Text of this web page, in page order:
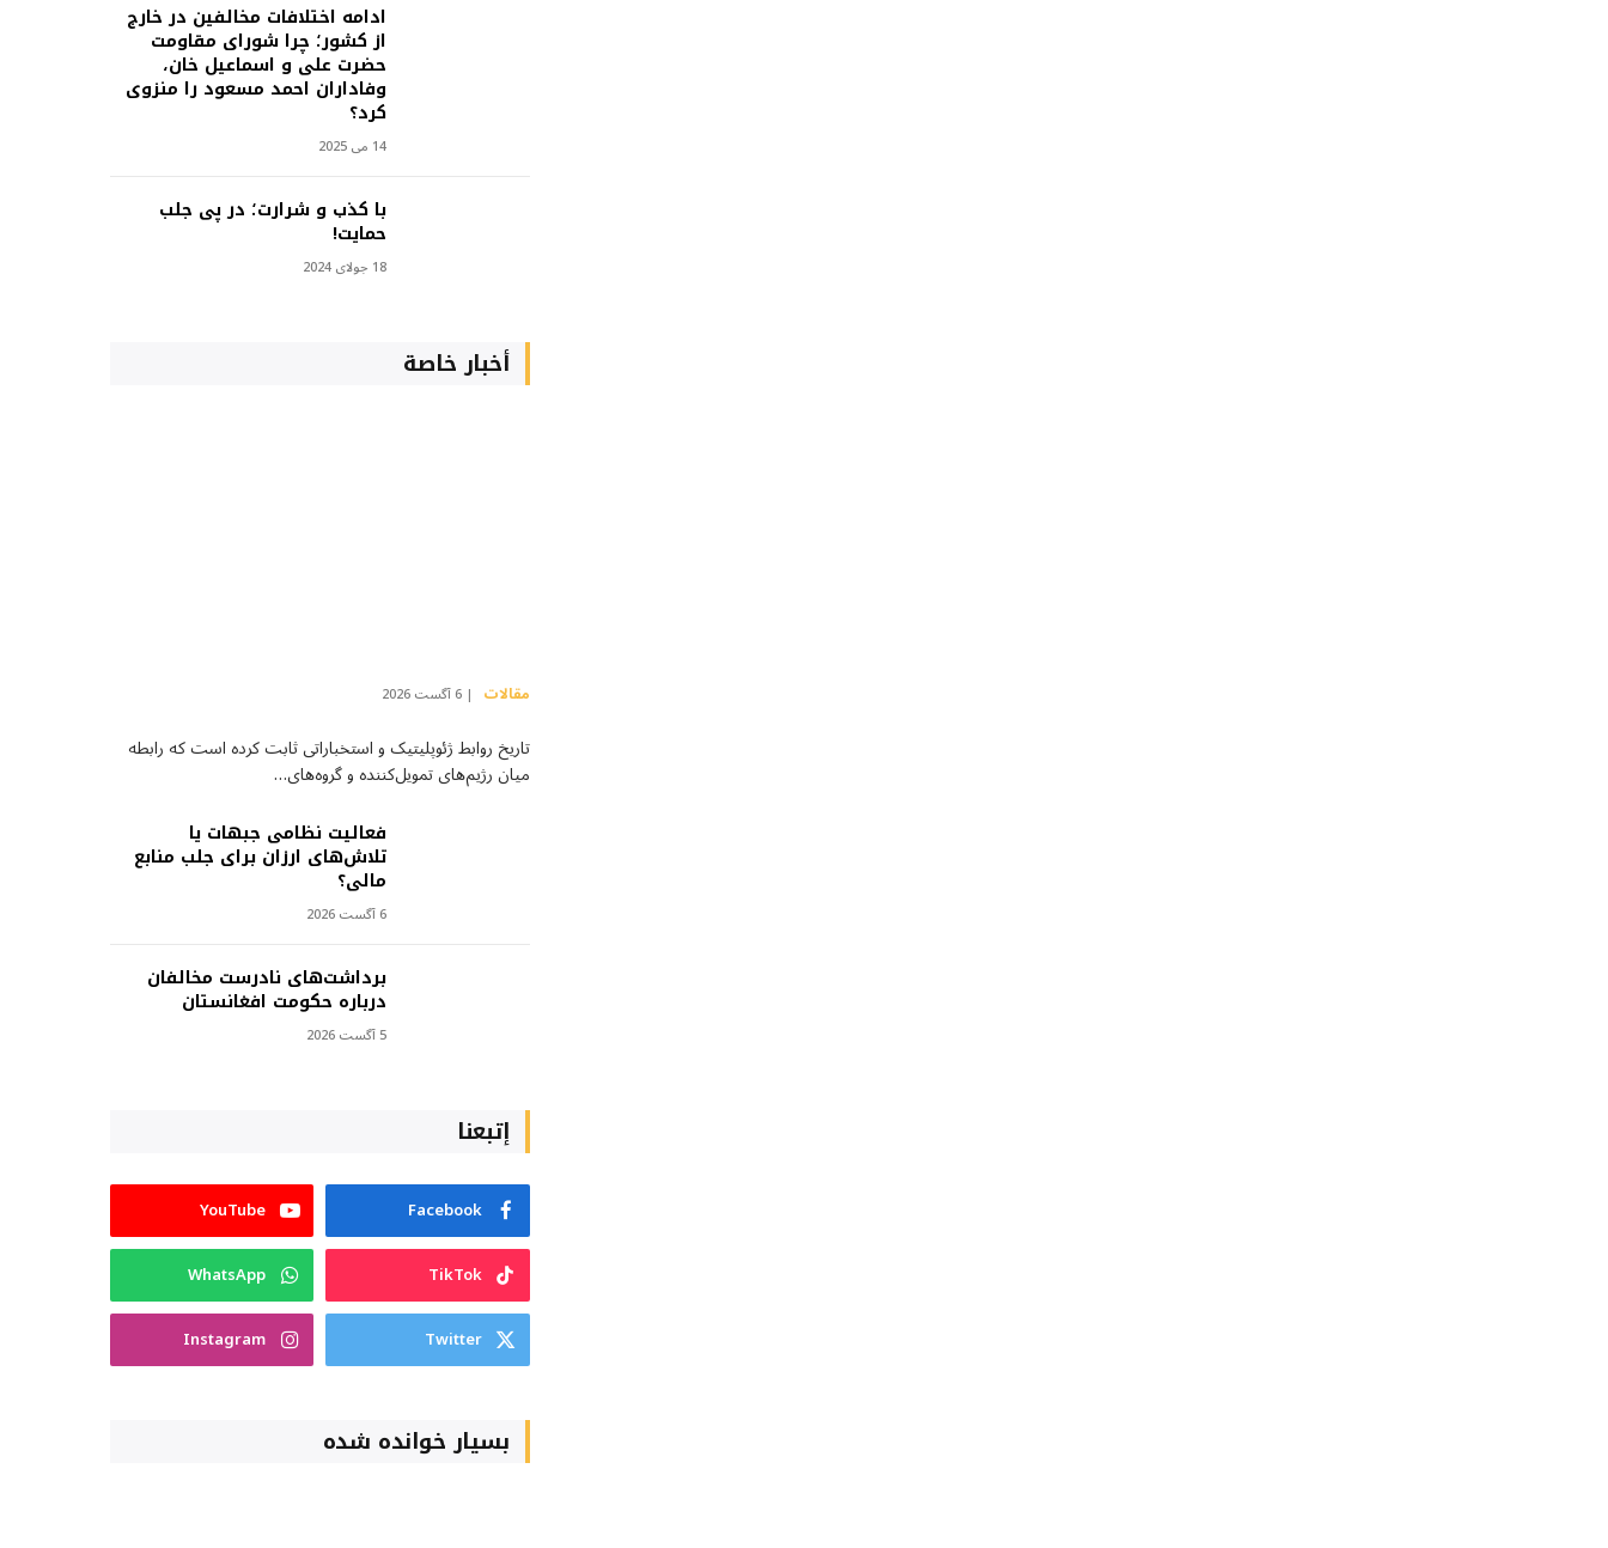
ادامه اختلافات مخالفین در خارج
از کشور؛ چرا شورای مقاومت
حضرت علی و اسماعیل خان،
وفاداران احمد مسعود را منزوی
کرد؟
14 می 2025
با کذب و شرارت؛ در پی جلب
حمایت!
18 جولای 2024
أخبار خاصة
مقالات 6 آگست 2026
تاریخ روابط ژئوپلیتیک و استخباراتی ثابت کرده است که رابطه
میان رژیم‌های تمویل‌کننده و گروه‌های…
فعالیت نظامی جبهات یا
تلاش‌های ارزان برای جلب منابع
مالی؟
6 آگست 2026
برداشت‌های نادرست مخالفان
درباره حکومت افغانستان
5 آگست 2026
إتبعنا
Facebook
YouTube
TikTok
WhatsApp
Twitter
Instagram
بسیار خوانده شده